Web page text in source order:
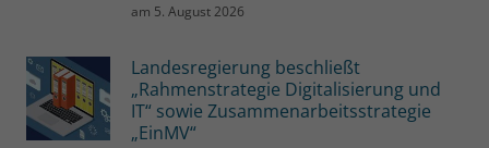
am 5. August 2026
Landesregierung beschließt
„Rahmenstrategie Digitalisierung und
IT“ sowie Zusammenarbeitsstrategie
„EinMV“